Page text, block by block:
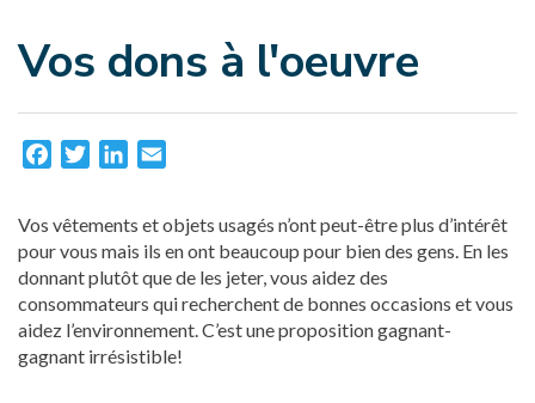
Vos dons à l'oeuvre
Facebook
TwitterLinkedIn
Vos vêtements et objets usagés n’ont peut-être plus d’intérêt
pour vous mais ils en ont beaucoup pour bien des gens. En les
donnant plutôt que de les jeter, vous aidez des
consommateurs qui recherchent de bonnes occasions et vous
aidez l’environnement. C’est une proposition gagnant-
gagnant irrésistible!